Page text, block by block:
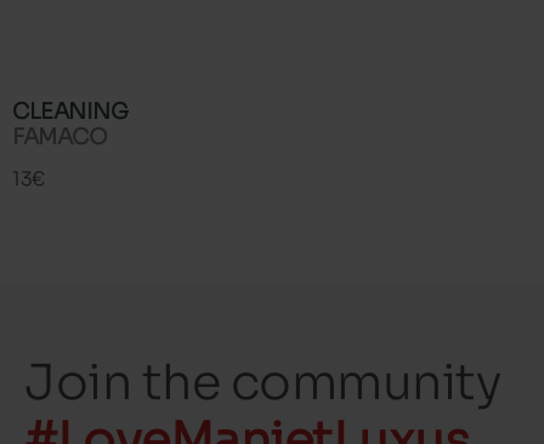
CLEANING
FAMACO
13€
Join the community